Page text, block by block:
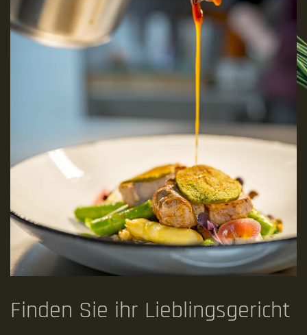
Finden Sie ihr Lieblingsgericht